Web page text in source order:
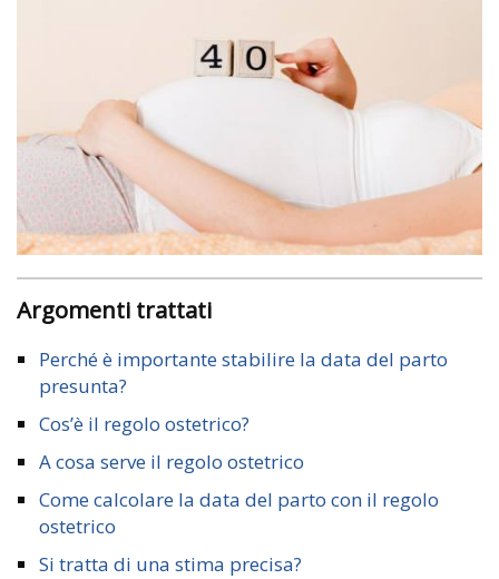
Argomenti trattati
Perché è importante stabilire la data del parto
presunta?
Cos’è il regolo ostetrico?
A cosa serve il regolo ostetrico
Come calcolare la data del parto con il regolo
ostetrico
Si tratta di una stima precisa?